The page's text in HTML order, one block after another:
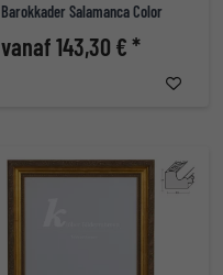
Barokkader Salamanca Color
vanaf 143,30 € *